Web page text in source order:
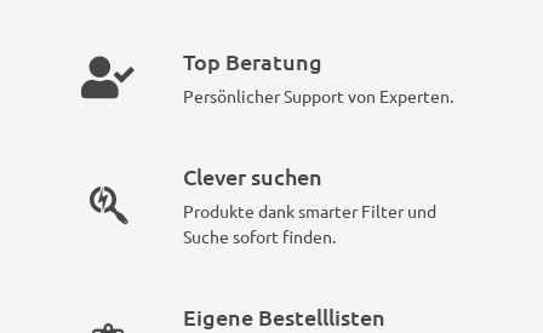
Top Beratung
Persönlicher Support von Experten.
Clever suchen
Produkte dank smarter Filter und
Suche sofort finden.
Eigene Bestelllisten